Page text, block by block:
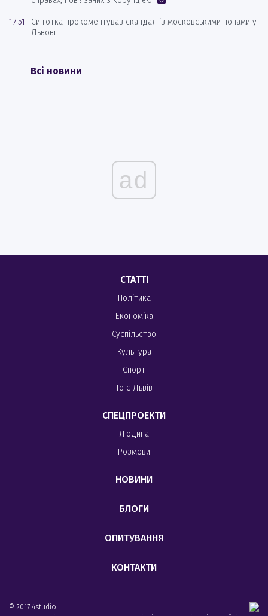
17:51
Синютка прокоментував скандал із московськими попами у
Львові
Всі новини
ad
СТАТТІ
Політика
Економіка
Суспільство
Культура
Спорт
То є Львів
СПЕЦПРОЕКТИ
Людина
Розмови
НОВИНИ
БЛОГИ
ОПИТУВАННЯ
КОНТАКТИ
© 2017 4studio